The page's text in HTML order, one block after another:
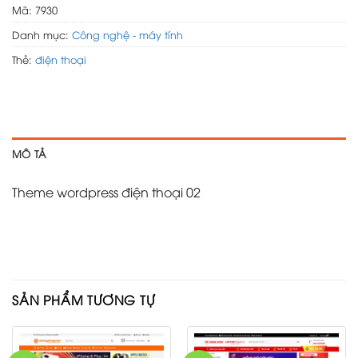
Mã: 7930
Danh mục: Công nghệ - máy tính
Thẻ: điện thoại
MÔ TẢ
Theme wordpress điện thoại 02
SẢN PHẨM TƯƠNG TỰ